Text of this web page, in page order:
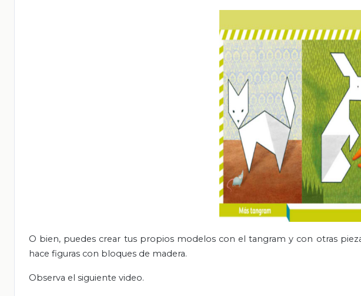
O bien, puedes crear tus propios modelos con el tangram y con otras
hace figuras con bloques de madera.
Observa el siguiente video.